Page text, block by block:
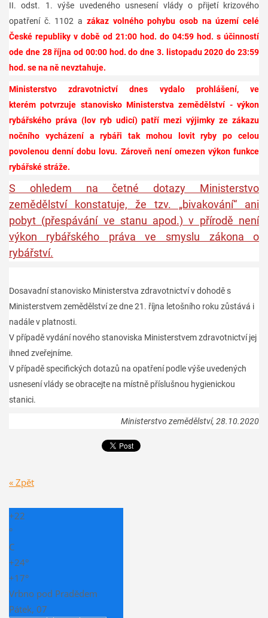
II. odst. 1. výše uvedeného usnesení vlády o přijetí krizového
opatření č. 1102 a zákaz volného pohybu osob na území celé
České republiky v době od 21:00 hod. do 04:59 hod. s účinností
ode dne 28 října od 00:00 hod. do dne 3. listopadu 2020 do 23:59
hod. se na ně nevztahuje.
Ministerstvo zdravotnictví dnes vydalo prohlášení, ve
kterémpotvrzuje stanovisko Ministerstva zemědělství -výkon
rybářského práva (lov ryb udicí) patří mezi výjimky ze zákazu
nočního vycházení a rybáři tak mohou lovit ryby po celou
povolenou denní dobu lovu. Zároveň není omezen výkon funkce
rybářské stráže.
S ohledem na četné dotazy Ministerstvo
zemědělství konstatuje, že tzv. „bivakování“ ani
pobyt (přespávání ve stanu apod.) v přírodě není
výkon rybářského práva ve smyslu zákona o
rybářství.
Dosavadní stanovisko Ministerstva zdravotnictví v dohodě s
Ministerstvem zemědělství ze dne 21. října letošního roku zůstává i
nadále v platnosti.
V případě vydání nového stanoviska Ministerstvem zdravotnictví jej
ihned zveřejníme.
V případě specifických dotazů na opatření podle výše uvedených
usnesení vlády se obracejte na místně příslušnou hygienickou
stanici.
Ministerstvo zemědělství, 28.10.2020
« Zpět
+22
°
C
+24°
+17°
Vrbno pod Pradědem
Pátek, 07